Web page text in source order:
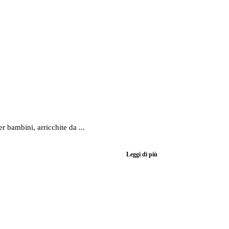
bambini, arricchite da ...
Leggi di più